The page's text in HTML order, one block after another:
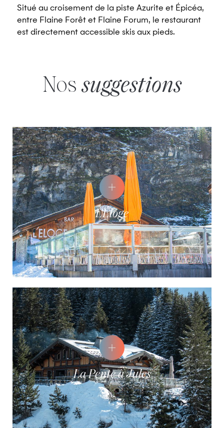
Situé au croisement de la piste Azurite et Épicéa,
entre Flaine Forêt et Flaine Forum, le restaurant
est directement accessible skis aux pieds.
Nos suggestions
L'Éloge
La Pente à Jules